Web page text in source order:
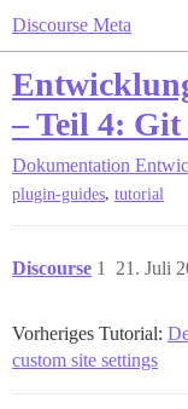
Discourse Meta
– Teil 4:
Dokumentation
plugin-guides, tutorial
Discourse 21. Juli
1
Vorheriges Tutorial:
custom site settings